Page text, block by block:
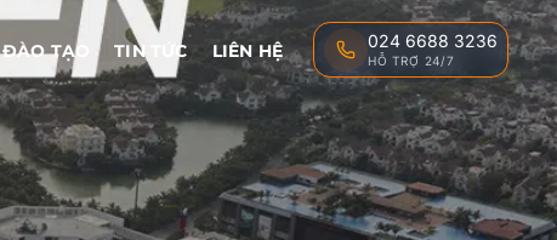
ĐÀO TẠO TIN TỨC LIÊN HỆ 024 6688 3236
HỖ TRỢ 24/7